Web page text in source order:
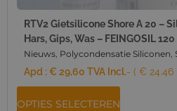
RTV2 Gietsilicone Shore A 20 –
Hars, Gips, Was – FEINGOSIL
Nieuws, Polycondensatie Siliconen,
Apd :€ 29,60 TVA Incl.- ( € 24.46
OPTIES SELECTEREN